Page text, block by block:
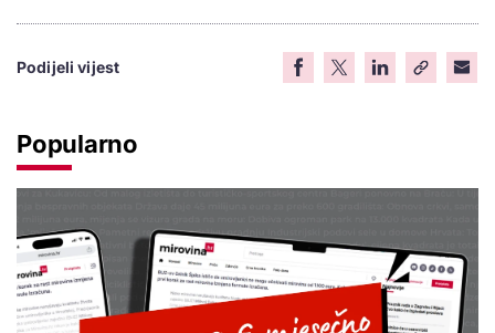
Podijeli vijest
Popularno